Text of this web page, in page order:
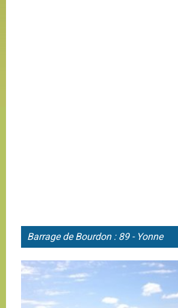
Barrage deBourdon : 89 - Yonne